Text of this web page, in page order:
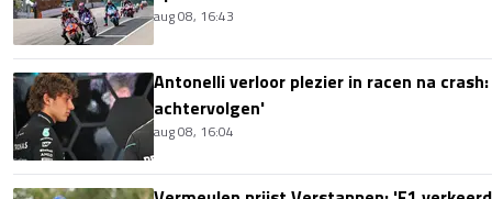
aug 08, 16:43
Antonelli verloor plezier in racen na
achtervolgen'
aug 08, 16:04